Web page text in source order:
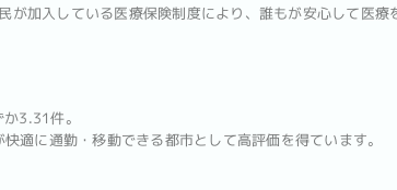
加入している医療保険制度により、誰もが安心して医療
3.31件。
適に通勤・移動できる都市として高評価を得ています。